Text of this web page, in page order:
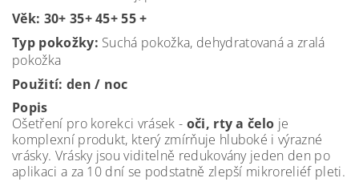
Věk: 30+ 35+ 45+ 55 +
Typ pokožky: Suchá pokožka, dehydratovaná a zralá
pokožka
Použití: den / noc
Popis
Ošetření pro korekci vrásek - oči, rty a čelo je
komplexní produkt, který zmírňuje hluboké i výrazné
vrásky. Vrásky jsou viditelně redukovány jeden den po
aplikaci a za 10 dní se podstatně zlepší mikroreliéf pleti.